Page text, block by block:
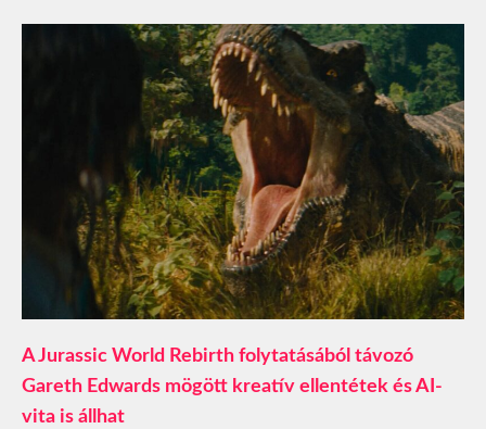
A Jurassic World Rebirth folytatásából távozó
Gareth Edwards mögött kreatív ellentétek és AI-
vita is állhat